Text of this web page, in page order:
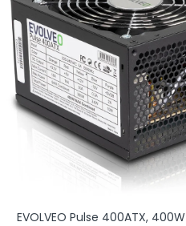
EVOLVEO Pulse 400ATX,